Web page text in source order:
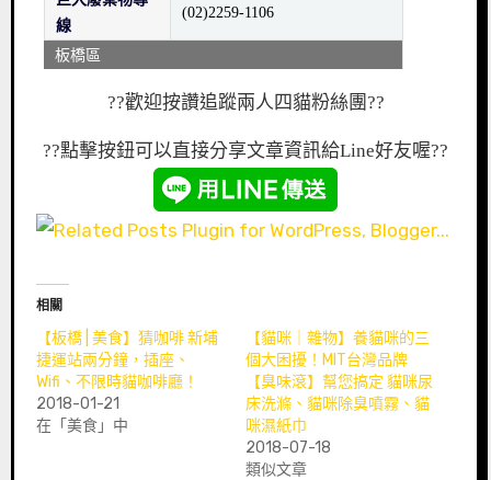
板橋區
線
(02)2259-1106
??歡迎按讚追蹤兩人四貓粉絲團??
??點擊按鈕可以直接分享文章資訊給Line好友喔??
相關
【板橋 | 美食】猜咖啡 新埔
捷運站兩分鐘，插座、
Wifi、不限時貓咖啡廳！
2018-01-21
在「美食」中
【貓咪｜雜物】養貓咪的三
個大困擾！MIT台灣品牌
【臭味滾】幫您搞定 貓咪尿
床洗滌、貓咪除臭噴霧、貓
咪濕紙巾
2018-07-18
類似文章